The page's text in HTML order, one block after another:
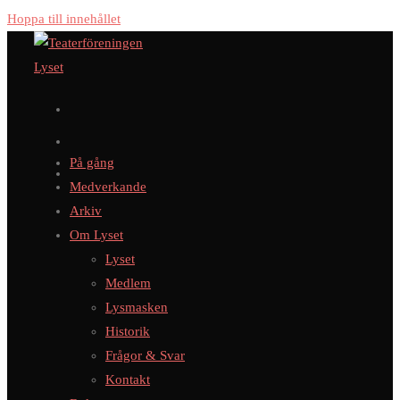
Hoppa till innehållet
På gång
Medverkande
Arkiv
Om Lyset
Lyset
Medlem
Lysmasken
Historik
Frågor & Svar
Kontakt